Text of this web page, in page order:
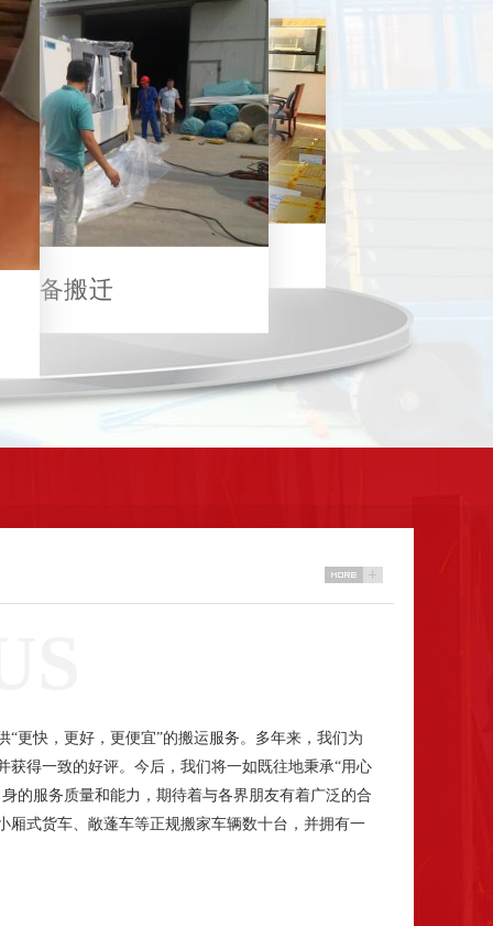
业搬迁
红木家具搬运
更快，更好，更便宜”的搬运服务。多年来，我们为
得一致的好评。今后，我们将一如既往地秉承“用心
的服务质量和能力，期待着与各界朋友有着广泛的合
厢式货车、敞蓬车等正规搬家车辆数十台，并拥有一